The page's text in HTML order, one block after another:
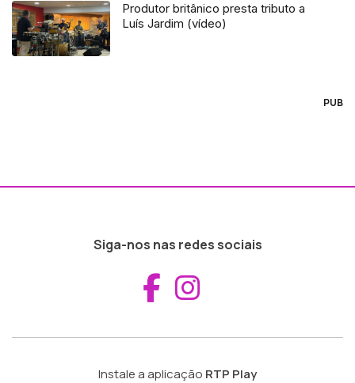
Produtor britânico presta tributo a
Luís Jardim (vídeo)
PUB
Siga-nos nas redes sociais
Aceder ao
Instale a aplicação RTP Play